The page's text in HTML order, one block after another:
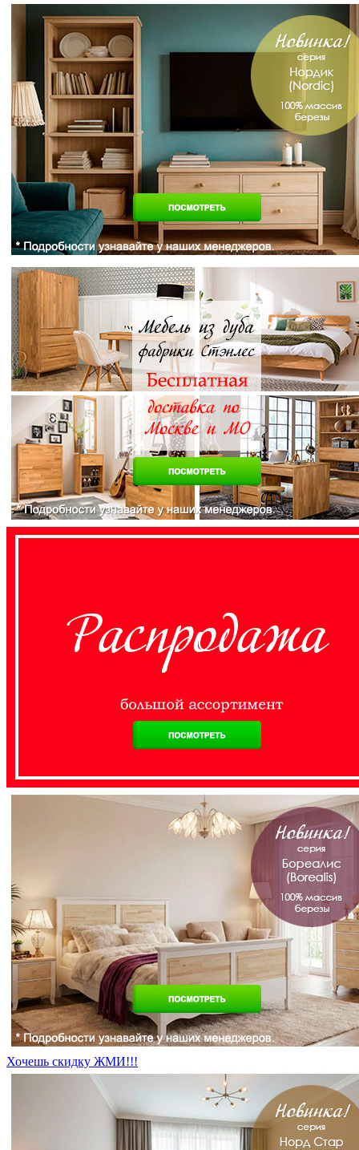
Хочешь скидку ЖМИ!!!